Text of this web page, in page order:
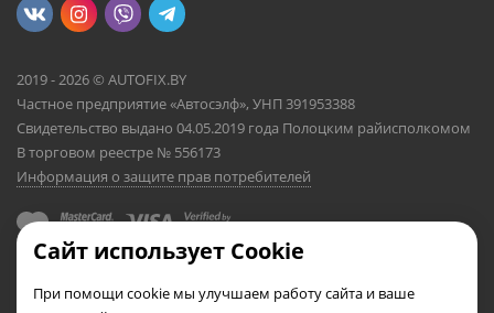
2019 - 2026 © AUTOFIX.BY
Частное предприятие «Автосэлф», УНП 391953388
Свидетельство выдано 04.05.2019 года Полоцким райисполкомом
В торговом реестре № 556173
Информация о защите прав потребителей
Сайт использует Cookie
При помощи cookie мы улучшаем работу сайта и ваше